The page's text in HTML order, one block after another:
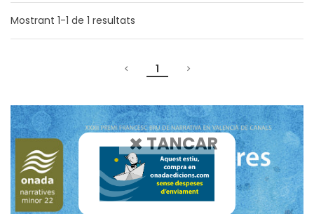
Mostrant 1-1 de 1 resultats
1
TANCAR